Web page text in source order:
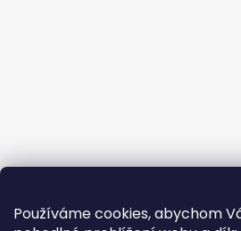
Používáme cookies, abychom